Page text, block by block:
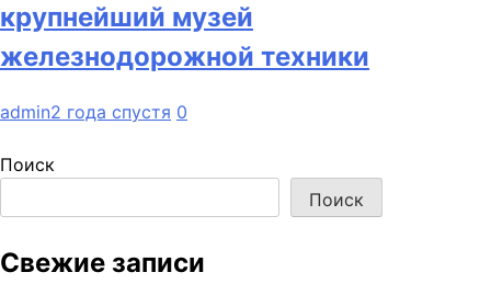
крупнейший музей
железнодорожной техники
admin2 года спустя 0
Поиск
Поиск
Свежие записи